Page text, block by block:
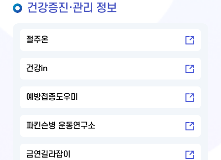
건강증진·관리 정보
절주온
건강in
예방접종도우미
파킨슨병 운동연구소
금연길라잡이